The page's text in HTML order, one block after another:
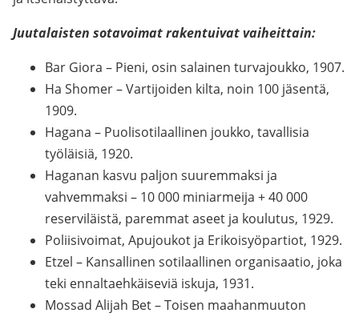
Juutalaisten sotavoimat rakentuivat vaiheittain:
Bar Giora – Pieni, osin salainen turvajoukko, 1907.
Ha Shomer – Vartijoiden kilta, noin 100 jäsentä,
1909.
Hagana – Puolisotilaallinen joukko, tavallisia
työläisiä, 1920.
Haganan kasvu paljon suuremmaksi ja
vahvemmaksi – 10 000 miniarmeija + 40 000
reserviläistä, paremmat aseet ja koulutus, 1929.
Poliisivoimat, Apujoukot ja Erikoisyöpartiot, 1929.
Etzel – Kansallinen sotilaallinen organisaatio, joka
teki ennaltaehkäiseviä iskuja, 1931.
Mossad Alijah Bet – Toisen maahanmuuton